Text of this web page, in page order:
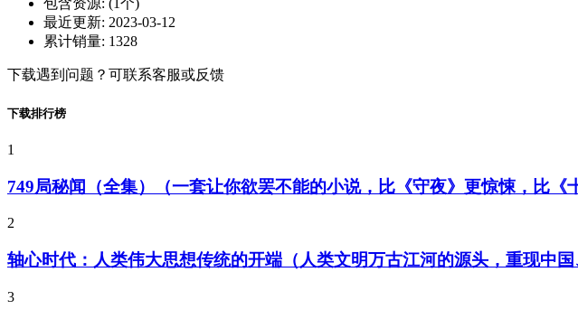
包含资源: (1个)
最近更新: 2023-03-12
累计销量: 1328
下载遇到问题？可联系客服或反馈
下载排行榜
1
749局秘闻（全集）（一套让你欲罢不能的小说，比《守夜》更惊悚，比《
2
轴心时代：人类伟大思想传统的开端（人类文明万古江河的源头，重现中
3